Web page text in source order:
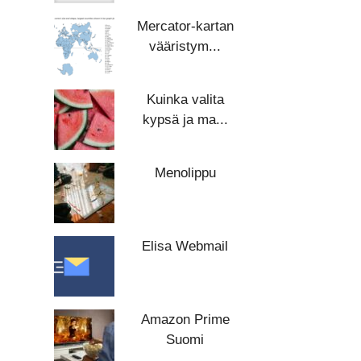
Mercator-kartan
vääristym...
Kuinka valita
kypsä ja ma...
Menolippu
Elisa Webmail
Amazon Prime
Suomi